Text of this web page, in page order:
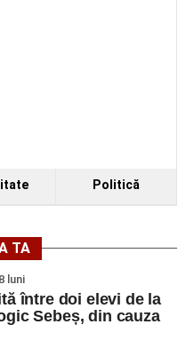
Politică
TA
luni
între doi elevi de la
Sebeș, din cauza